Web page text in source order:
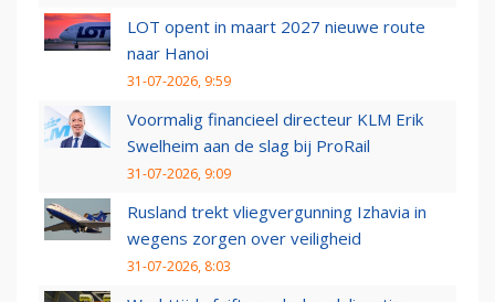
LOT opent in maart 2027 nieuwe route
naar Hanoi
31-07-2026, 9:59
Voormalig financieel directeur KLM Erik
Swelheim aan de slag bij ProRail
31-07-2026, 9:09
Rusland trekt vliegvergunning Izhavia in
wegens zorgen over veiligheid
31-07-2026, 8:03